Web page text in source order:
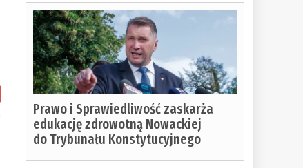
Prawo i Sprawiedliwość zaskarża
edukację zdrowotną Nowackiej
do Trybunału Konstytucyjnego